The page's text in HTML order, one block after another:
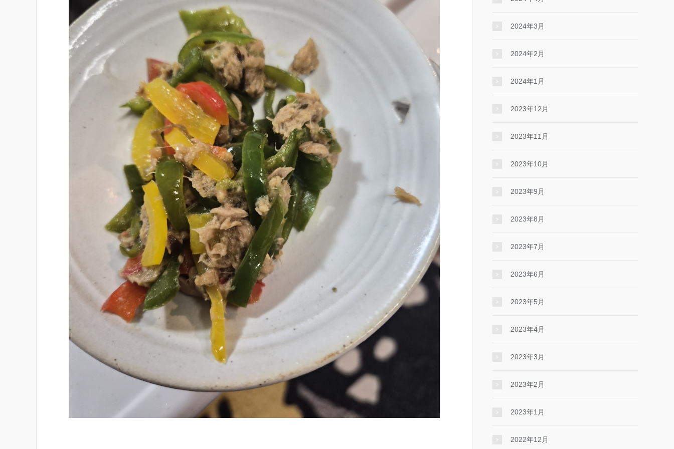
2024年3月
2024年2月
2024年1月
2023年12月
2023年11月
2023年10月
2023年9月
2023年8月
2023年7月
2023年6月
2023年5月
2023年4月
2023年3月
2023年2月
2023年1月
2022年12月